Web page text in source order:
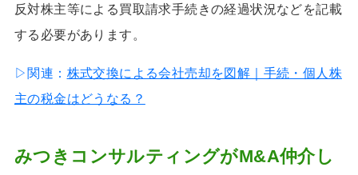
反対株主等による買取請求手続きの経過状況などを記載
する必要があります。
▷関連： 株式交換による会社売却を図解｜手続・個人株
主の税金はどうなる？
みつきコンサルティングがM&A仲介し